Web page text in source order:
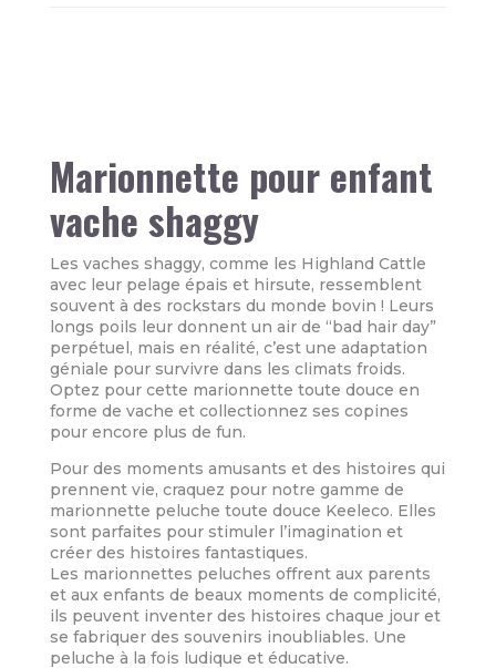
Marionnette pour enfant
vache shaggy
Les vaches shaggy, comme les Highland Cattle
avec leur pelage épais et hirsute, ressemblent
souvent à des rockstars du monde bovin ! Leurs
longs poils leur donnent un air de “bad hair day”
perpétuel, mais en réalité, c’est une adaptation
géniale pour survivre dans les climats froids.
Optez pour cette marionnette toute douce en
forme de vache et collectionnez ses copines
pour encore plus de fun.
Pour des moments amusants et des histoires qui
prennent vie, craquez pour notre gamme de
marionnette peluche toute douce Keeleco. Elles
sont parfaites pour stimuler l’imagination et
créer des histoires fantastiques.
Les marionnettes peluches offrent aux parents
et aux enfants de beaux moments de complicité,
ils peuvent inventer des histoires chaque jour et
se fabriquer des souvenirs inoubliables. Une
peluche à la fois ludique et éducative.